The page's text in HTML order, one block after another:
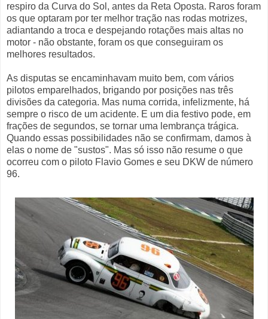
respiro da Curva do Sol, antes da Reta Oposta. Raros foram
os que optaram por ter melhor tração nas rodas motrizes,
adiantando a troca e despejando rotações mais altas no
motor - não obstante, foram os que conseguiram os
melhores resultados.
As disputas se encaminhavam muito bem, com vários
pilotos emparelhados, brigando por posições nas três
divisões da categoria. Mas numa corrida, infelizmente, há
sempre o risco de um acidente. E um dia festivo pode, em
frações de segundos, se tornar uma lembrança trágica.
Quando essas possibilidades não se confirmam, damos à
elas o nome de "sustos". Mas só isso não resume o que
ocorreu com o piloto Flavio Gomes e seu DKW de número
96.